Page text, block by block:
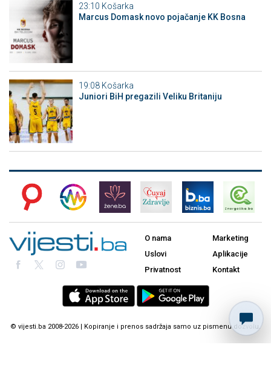
23:10 Košarka
Marcus Domask novo pojačanje KK Bosna
19:08 Košarka
Juniori BiH pregazili Veliku Britaniju
O nama
Uslovi
Privatnost
Marketing
Aplikacije
Kontakt
© vijesti.ba 2008-2026 | Kopiranje i prenos sadržaja samo uz pismenu dozvolu.